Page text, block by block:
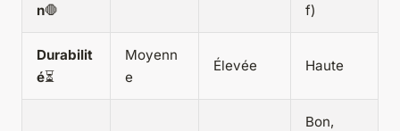
n🛑
f)
Durabilit
é⏳
Moyenn
e
Élevée Haute
Bon,